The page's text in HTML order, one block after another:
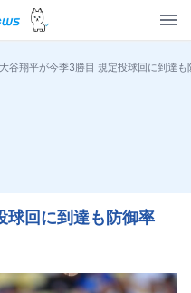
大谷翔平が今季3勝目 規定投球回に到達
球回に到達も防御率